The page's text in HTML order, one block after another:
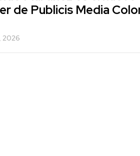
de Publicis Media
2026